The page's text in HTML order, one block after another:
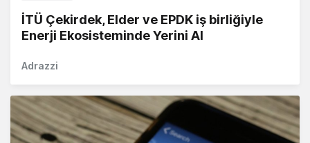
İTÜ Çekirdek, Elder ve EPDK iş birliğiyle
Enerji Ekosisteminde Yerini Al
Adrazzi